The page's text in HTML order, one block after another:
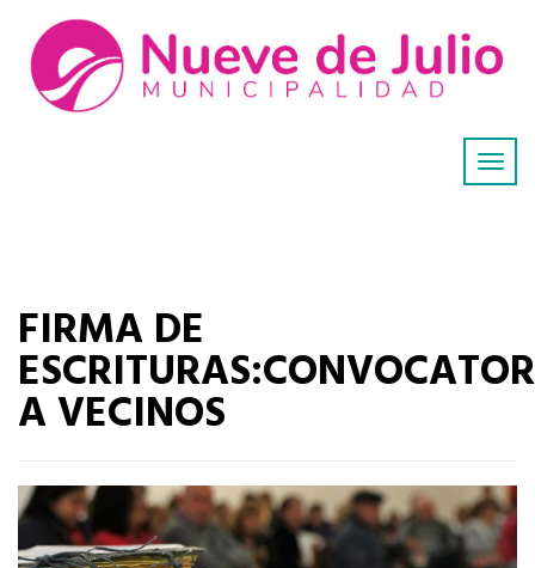
FIRMA DE
A VECINOS